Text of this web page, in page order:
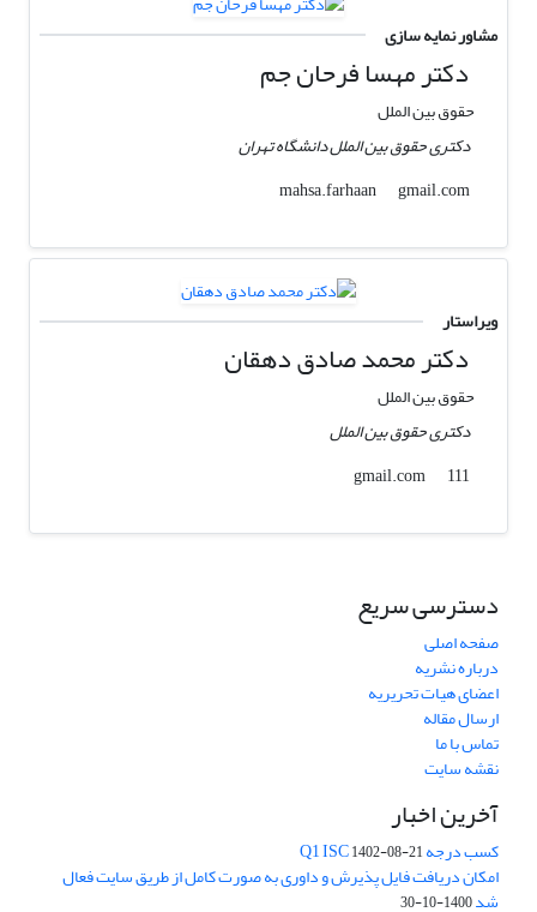
مشاور نمایه سازی
دکتر مهسا فرحان جم
حقوق بین الملل
دکتری حقوق بین الملل دانشگاه تهران
mahsa.farhaan
gmail.com
ویراستار
دکتر محمد صادق دهقان
حقوق بین الملل
دکتری حقوق بین الملل
gmail.com
دسترسی سریع
صفحه اصلی
درباره نشریه
اعضای هیات تحریریه
ارسال مقاله
تماس با ما
نقشه سایت
آخرین اخبار
کسب درجه Q1 ISC1402-08-21
امکان دریافت فایل پذیرش و داوری به صورت کامل از طریق سایت فعال
شد1400-10-30